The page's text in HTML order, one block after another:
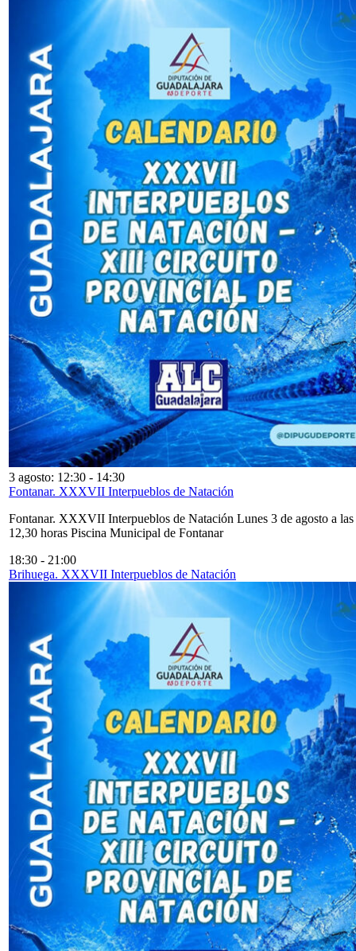
3 agosto: 12:30 - 14:30
Fontanar. XXXVII Interpueblos de Natación
Fontanar. XXXVII Interpueblos de Natación Lunes 3 de agosto a las
12,30 horas Piscina Municipal de Fontanar
18:30 - 21:00
Brihuega. XXXVII Interpueblos de Natación